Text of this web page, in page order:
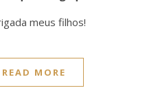
meus filhos!
READ MORE